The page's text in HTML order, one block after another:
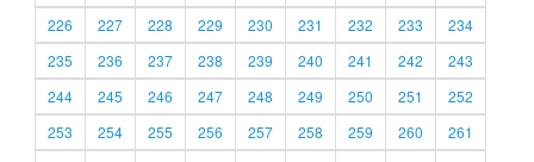
226
227 228 229 230 231 232 233
234
235
236 237 238 239 240 241 242
243
244
245 246 247 248 249 250 251
252
253
254 255 256 257 258 259 260
261